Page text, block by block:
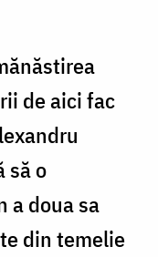
de aici fac
să o
a doua sa
din temelie